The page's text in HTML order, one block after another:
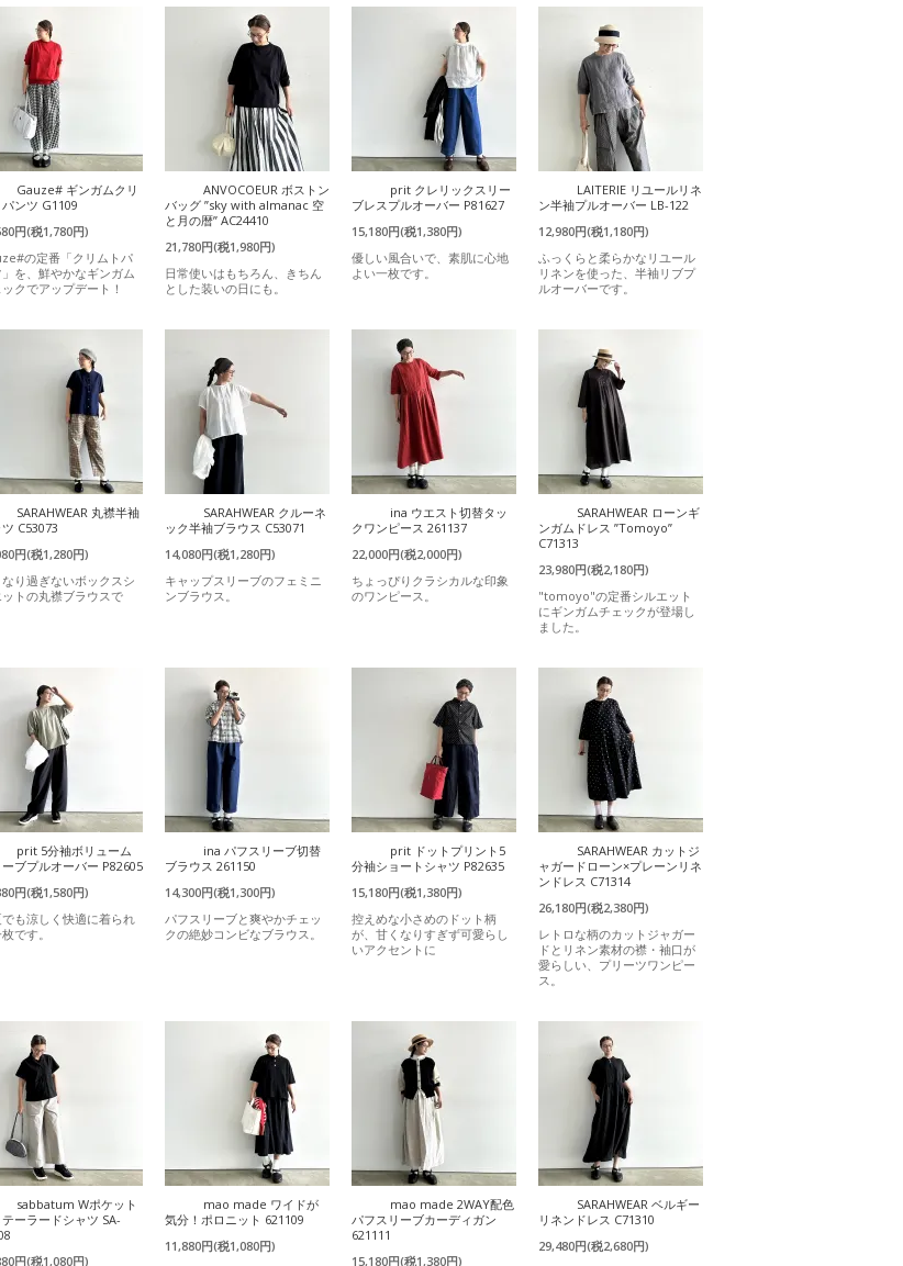
Gauze# ギンガムクリ
ンツ G1109
円(税1,780円)
の定番「クリムトパ
」を、鮮やかなギンガム
クでアップデート！
ANVOCOEUR ボストン
バッグ ”sky with almanac 空
と月の暦” AC24410
21,780円(税1,980円)
日常使いはもちろん、きちん
とした装いの日にも。
prit クレリックスリー
ブレスプルオーバー P81627
15,180円(税1,380円)
優しい風合いで、素肌に心地
よい一枚です。
LAITERIE リユールリネ
ン半袖プルオーバー LB-122
12,980円(税1,180円)
ふっくらと柔らかなリユール
リネンを使った、半袖リブプ
ルオーバーです。
SARAHWEAR 丸襟半袖
C53073
円(税1,280円)
り過ぎないボックスシ
ットの丸襟ブラウスで
SARAHWEAR クルーネ
ック半袖ブラウス C53071
14,080円(税1,280円)
キャップスリーブのフェミニ
ンブラウス。
ina ウエスト切替タッ
クワンピース 261137
22,000円(税2,000円)
ちょっぴりクラシカルな印象
のワンピース。
SARAHWEAR ローンギ
ンガムドレス ”Tomoyo”
C71313
23,980円(税2,180円)
"tomoyo"の定番シルエット
にギンガムチェックが登場し
ました。
prit 5分袖ボリューム
ーブプルオーバー P82605
円(税1,580円)
も涼しく快適に着られ
です。
ina パフスリーブ切替
ブラウス 261150
14,300円(税1,300円)
パフスリーブと爽やかチェッ
クの絶妙コンビなブラウス。
prit ドットプリント5
分袖ショートシャツ P82635
15,180円(税1,380円)
控えめな小さめのドット柄
が、甘くなりすぎず可愛らし
いアクセントに
SARAHWEAR カットジ
ャガードローン×プレーンリネ
ンドレス C71314
26,180円(税2,380円)
レトロな柄のカットジャガー
ドとリネン素材の襟・袖口が
愛らしい、プリーツワンピー
ス。
sabbatum Wポケット
ーラードシャツ SA-
円(税1,080円)
mao made ワイドが
気分！ポロニット 621109
11,880円(税1,080円)
mao made 2WAY配色
パフスリーブカーディガン
621111
15,180円(税1,380円)
SARAHWEAR ベルギー
リネンドレス C71310
29,480円(税2,680円)